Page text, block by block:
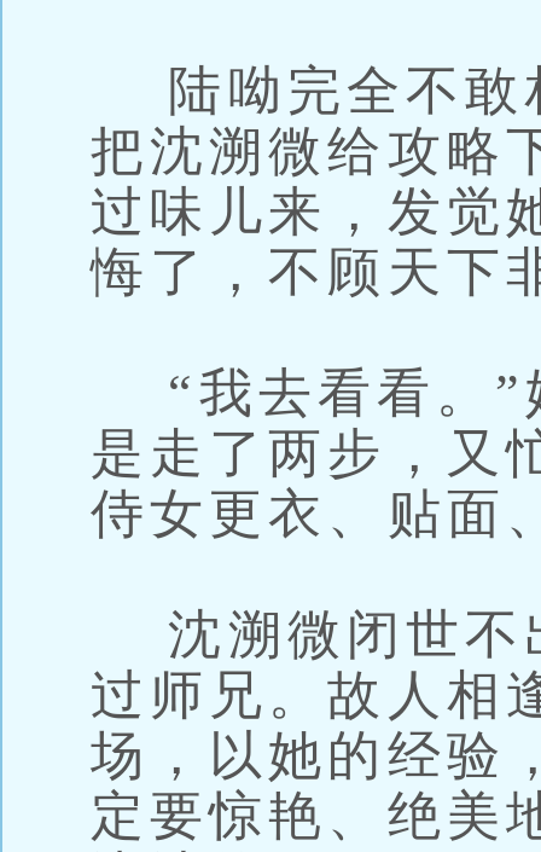
陆呦完全不敢
把沈溯微给攻略
过味儿来，发觉
悔了，不顾天下
“我去看看。”
是走了两步，又
侍女更衣、贴面
沈溯微闭世不
过师兄。故人相
场，以她的经验
定要惊艳、绝美